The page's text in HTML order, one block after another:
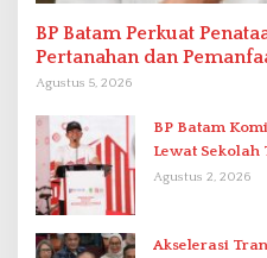
BP Batam Perkuat
Pertanahan dan
Agustus 5, 2026
BP Batam
Lewat Sekolah
Agustus 2, 2026
Akselerasi